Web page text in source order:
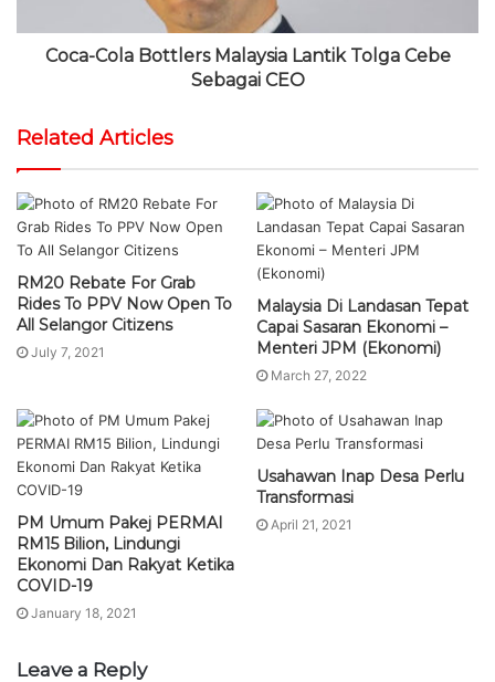
Coca-Cola Bottlers Malaysia Lantik Tolga Cebe
Sebagai CEO
Related Articles
RM20 Rebate For Grab
Rides To PPV Now Open To
All Selangor Citizens
July 7, 2021
Malaysia Di Landasan Tepat
Capai Sasaran Ekonomi –
Menteri JPM (Ekonomi)
March 27, 2022
PM Umum Pakej PERMAI
RM15 Bilion, Lindungi
Ekonomi Dan Rakyat Ketika
COVID-19
January 18, 2021
Usahawan Inap Desa Perlu
Transformasi
April 21, 2021
Leave a Reply